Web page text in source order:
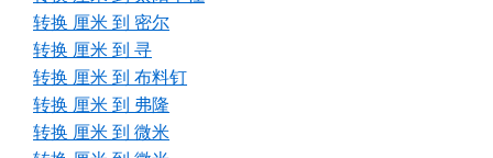
转换 厘米 到 密尔
转换 厘米 到 寻
转换 厘米 到 布料钉
转换 厘米 到 弗隆
转换 厘米 到 微米